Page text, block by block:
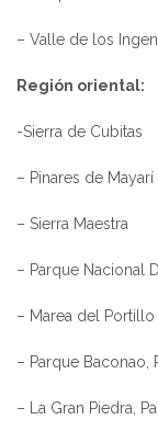
– Valle de los
Región oriental:
-Sierra de Cubitas
– Pinares de Mayarí
– Sierra Maestra
– Parque Nacional
– Marea del Portillo
– Parque Baconao,
– La Gran Piedra,